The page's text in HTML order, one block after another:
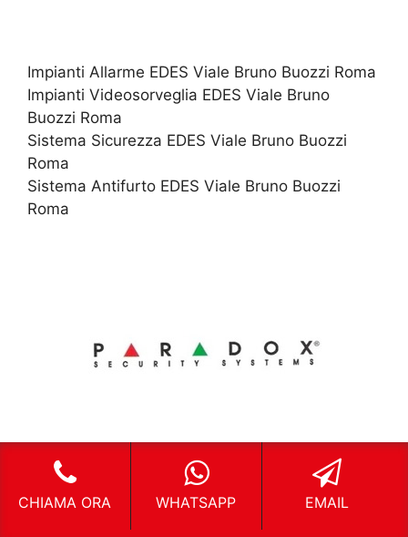
Impianti Allarme EDES Viale Bruno Buozzi Roma
Impianti Videosorveglia EDES Viale Bruno
Buozzi Roma
Sistema Sicurezza EDES Viale Bruno Buozzi
Roma
Sistema Antifurto EDES Viale Bruno Buozzi
Roma
Impianti Allarme PARADOX Viale Bruno Buozzi
CHIAMA ORA WHATSAPP EMAIL